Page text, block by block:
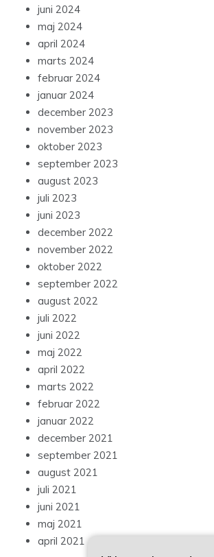
juni 2024
maj 2024
april 2024
marts 2024
februar 2024
januar 2024
december 2023
november 2023
oktober 2023
september 2023
august 2023
juli 2023
juni 2023
december 2022
november 2022
oktober 2022
september 2022
august 2022
juli 2022
juni 2022
maj 2022
april 2022
marts 2022
februar 2022
januar 2022
december 2021
september 2021
august 2021
juli 2021
juni 2021
maj 2021
april 2021